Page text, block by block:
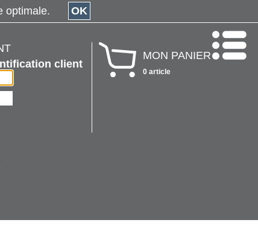
client
MON PANIER
0 article
optimale. OK